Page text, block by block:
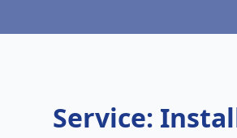
Service: